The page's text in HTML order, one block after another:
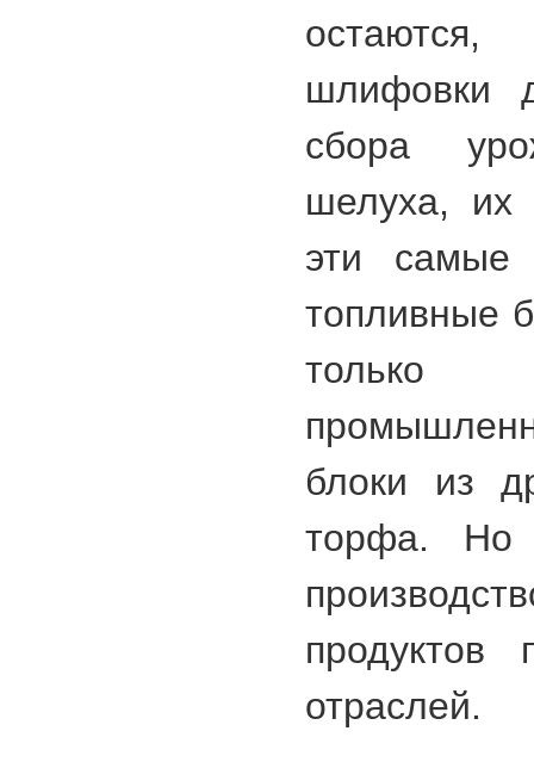
шлифовки
сбора
шелуха, их
эти самые
топливные
блоки из
торфа. Но
продуктов
отраслей.